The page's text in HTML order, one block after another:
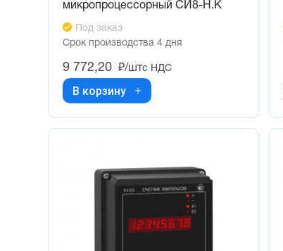
микропроцессорный СИ8-Н.К
Под заказ
Срок производства 4 дня
9 772,20 ₽/штс НДС
В корзину